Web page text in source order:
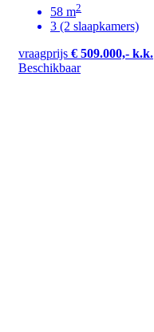
58 m2
3 (2 slaapkamers)
vraagprijs € 509.000,- k.k.
Beschikbaar